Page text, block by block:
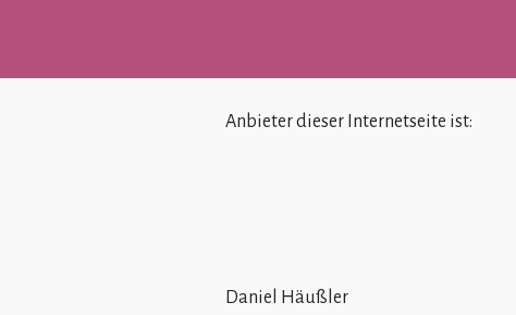
Anbieter dieser Internetseite ist:
Daniel Häußler